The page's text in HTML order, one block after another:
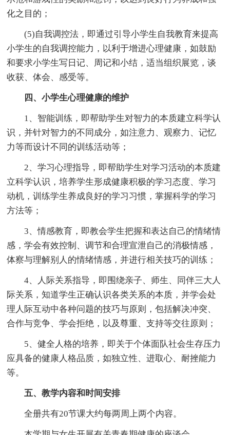
化之目的；
(5)自我调控法，即通过引导小学生自我教育来提高
小学生的自我调控能力，以利于增进心理健康，如鼓励
和要求小学生写日记、周记和小结，适当组织展览，谈
收获、体会、感受等。
四、小学生心理健康的维护
1、智能训练，即帮助学生对智力的本质建立科学认
识，并针对智力的不同成分，如注意力、观察力、记忆
力等而设计不同的训练活动等；
2、学习心理指导，即帮助学生对学习活动的本质建
立科学认识，培养学生形成健康积极的学习态度、学习
动机，训练学生养成良好的学习习惯，掌握科学的学习
方法等；
3、情感教育，即教会学生把握和表达自己的情绪情
感，学会有效控制、调节和合理宣泄自己的消极情感，
体察与理解别人的情绪情感，并进行相关技巧的训练；
4、人际关系指导，即围绕亲子、师生、同伴三大人
际关系，知道学生正确认识各类关系的本质，并学会处
理人际互动中各种问题的技巧与原则，包括解决冲突、
合作与竞争、学会拒绝，以及尊重、支持等交往原则；
5、健全人格的培养，即关于个体面队社会生存压力
应具备的健康人格品质，如独立性、进取心、耐挫能力
等。
五、教学内容和时间安排
全册共有20节课大约每两周上两个内容。